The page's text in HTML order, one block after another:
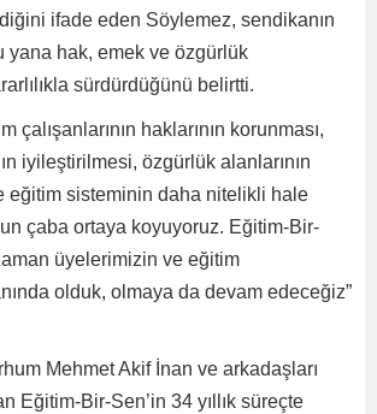
ifade eden Söylemez, sendikanın
yana hak, emek ve özgürlük
sürdürdüğünü belirtti.
çalışanlarının haklarının korunması,
iyileştirilmesi, özgürlük alanlarının
eğitim sisteminin daha nitelikli hale
çaba ortaya koyuyoruz. Eğitim-Bir-
üyelerimizin ve eğitim
olduk, olmaya da devam edeceğiz”
Mehmet Akif İnan ve arkadaşları
Eğitim-Bir-Sen’in 34 yıllık süreçte